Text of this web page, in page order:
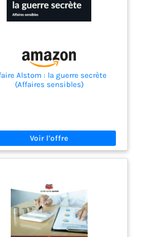
Alstom : la guerre secrète
(Affaires sensibles)